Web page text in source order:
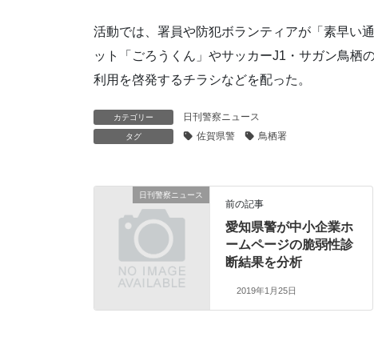
活動では、署員や防犯ボランティアが「素早い
ット「ごろうくん」やサッカーJ1・サガン鳥栖
利用を啓発するチラシなどを配った。
カテゴリー 日刊警察ニュース
タグ 佐賀県警 鳥栖署
日刊警察ニュース
前の記事
愛知県警が中小企業ホ
ームページの脆弱性診
断結果を分析
2019年1月25日